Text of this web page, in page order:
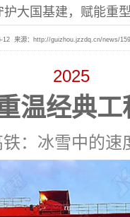
护大国基建，赋能重
12 来源： http://guizhou.jzzdq.cn/news/
2025
温经典工
：冰雪中的速